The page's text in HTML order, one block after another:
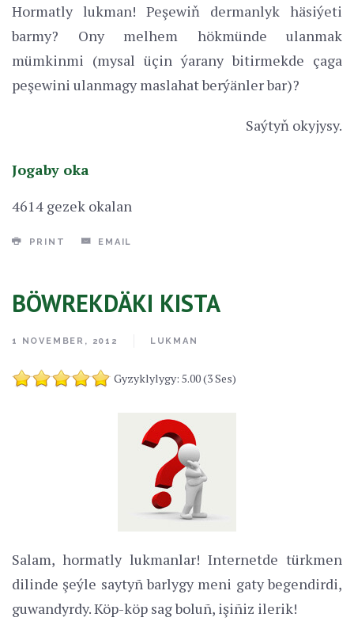
Hormatly lukman! Peşewiň dermanlyk häsiýeti
barmy? Ony melhem hökmünde ulanmak
mümkinmi (mysal üçin ýarany bitirmekde çaga
peşewini ulanmagy maslahat berýänler bar)?
Saýtyň okyjysy.
Jogaby oka
4614 gezek okalan
PRINT EMAIL
BÖWREKDÄKI KISTA
1 NOVEMBER, 2012 LUKMAN
Gyzyklylygy: 5.00 (3 Ses)
Salam, hormatly lukmanlar! Internetde türkmen
dilinde şeýle saytyñ barlygy meni gaty begendirdi,
guwandyrdy. Köp-köp sag boluñ, işiñiz ilerik!